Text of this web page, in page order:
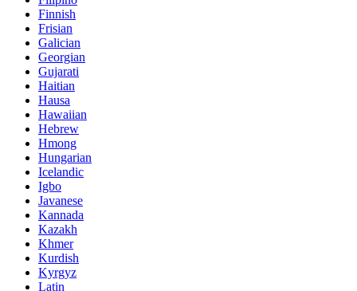
Finnish
Frisian
Galician
Georgian
Gujarati
Haitian
Hausa
Hawaiian
Hebrew
Hmong
Hungarian
Icelandic
Igbo
Javanese
Kannada
Kazakh
Khmer
Kurdish
Kyrgyz
Latin